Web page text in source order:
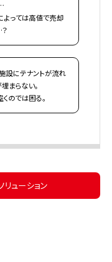
よっては高値で売却
設にテナントが流れ
まらない。
のでは困る。
ューション